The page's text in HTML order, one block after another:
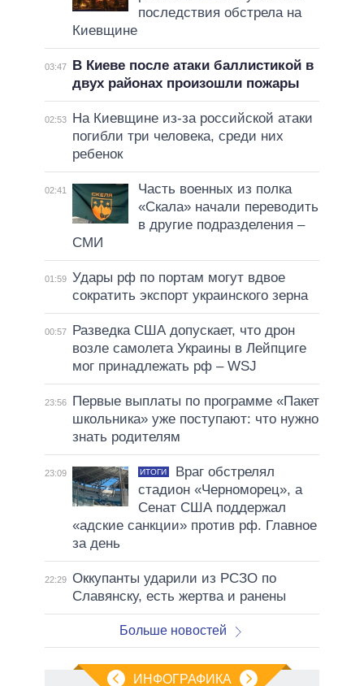
последствия обстрела на
Киевщине
03:47
В Киеве после атаки баллистикой в
двух районах произошли пожары
02:53
На Киевщине из-за российской атаки
погибли три человека, среди них
ребенок
02:41
Часть военных из полка
«Скала» начали переводить
в другие подразделения –
СМИ
01:59 Удары рф по портам могут вдвое
сократить экспорт украинского зерна
00:57
Разведка США допускает, что дрон
возле самолета Украины в Лейпциге
мог принадлежать рф – WSJ
23:56
Первые выплаты по программе «Пакет
школьника» уже поступают: что нужно
знать родителям
23:09 ИТОГИ
Враг обстрелял
стадион «Черноморец», а
Сенат США поддержал
«адские санкции» против рф. Главное
за день
22:29 Оккупанты ударили из РСЗО по
Славянску, есть жертва и ранены
Больше новостей
ИНФОГРАФИКА